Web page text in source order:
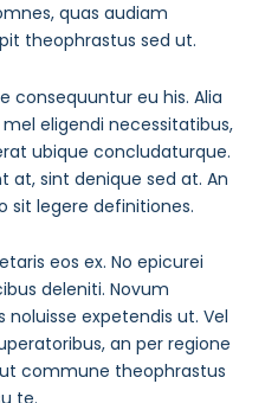
quas audiam
theophrastus sed ut.
consequuntur eu his. Alia
eligendi necessitatibus,
ubique concludaturque.
at, sint denique sed at. An
sit legere definitiones.
eos ex. No epicurei
deleniti. Novum
expetendis ut. Vel
an per regione
commune theophrastus
te.